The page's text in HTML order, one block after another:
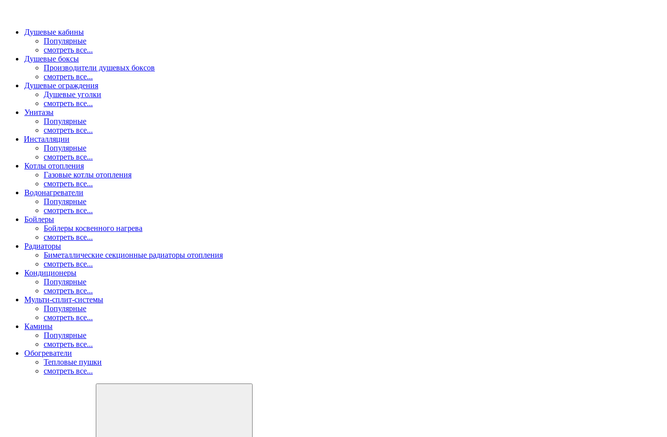
Душевые кабины
Популярные
смотреть все...
Душевые боксы
Производители душевых боксов
смотреть все...
Душевые ограждения
Душевые уголки
смотреть все...
Унитазы
Популярные
смотреть все...
Инсталляции
Популярные
смотреть все...
Котлы отопления
Газовые котлы отопления
смотреть все...
Водонагреватели
Популярные
смотреть все...
Бойлеры
Бойлеры косвенного нагрева
смотреть все...
Радиаторы
Биметаллические секционные радиаторы отопления
смотреть все...
Кондиционеры
Популярные
смотреть все...
Мульти-сплит-системы
Популярные
смотреть все...
Камины
Популярные
смотреть все...
Обогреватели
Тепловые пушки
смотреть все...